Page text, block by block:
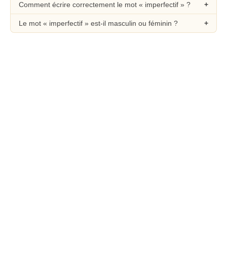
Comment écrire correctement le mot « imperfectif » ?
Le mot « imperfectif » est-il masculin ou féminin ?